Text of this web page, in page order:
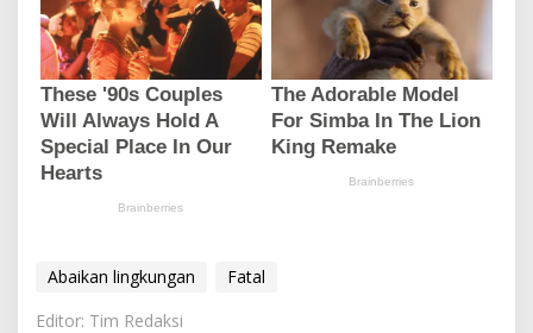
Abaikan lingkungan
Fatal
Editor: Tim Redaksi